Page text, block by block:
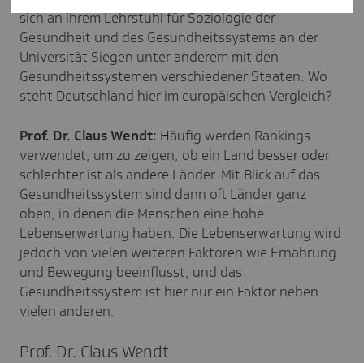
sich an ihrem Lehrstuhl für Soziologie der
Gesundheit und des Gesundheitssystems an der
Universität Siegen unter anderem mit den
Gesundheitssystemen verschiedener Staaten. Wo
steht Deutschland hier im europäischen Vergleich?
Prof. Dr. Claus Wendt: Häufig werden Rankings
verwendet, um zu zeigen, ob ein Land besser oder
schlechter ist als andere Länder. Mit Blick auf das
Gesundheitssystem sind dann oft Länder ganz
oben, in denen die Menschen eine hohe
Lebenserwartung haben. Die Lebenserwartung wird
jedoch von vielen weiteren Faktoren wie Ernährung
und Bewegung beeinflusst, und das
Gesundheitssystem ist hier nur ein Faktor neben
vielen anderen.
Prof. Dr. Claus Wendt